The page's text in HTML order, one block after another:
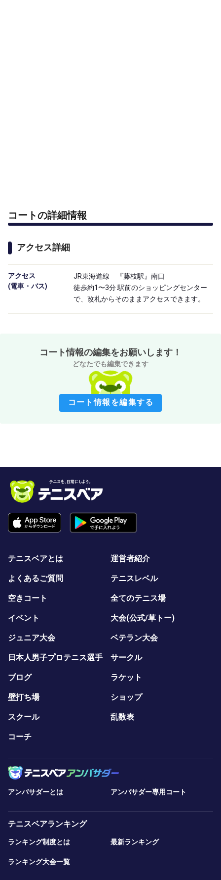
コートの詳細情報
アクセス詳細
アクセス
(電車・バス)
JR東海道線 『藤枝駅』南口
徒歩約1〜3分 駅前のショッピングセンター
で、改札からそのままアクセスできます。
コート情報の編集をお願いします！
どなたでも編集できます
コート情報を編集する
テニスベアとは 運営者紹介
よくあるご質問 テニスレベル
空きコート 全てのテニス場
イベント 大会(公式/草トー)
ジュニア大会 ベテラン大会
日本人男子プロテニス選手 サークル
ブログ ラケット
壁打ち場 ショップ
スクール 乱数表
コーチ
アンバサダーとは アンバサダー専用コート
テニスベアランキング
ランキング制度とは 最新ランキング
ランキング大会一覧